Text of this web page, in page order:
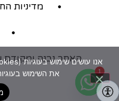
מדיניות
האתר נבנה ומקודם
את השימוש
1